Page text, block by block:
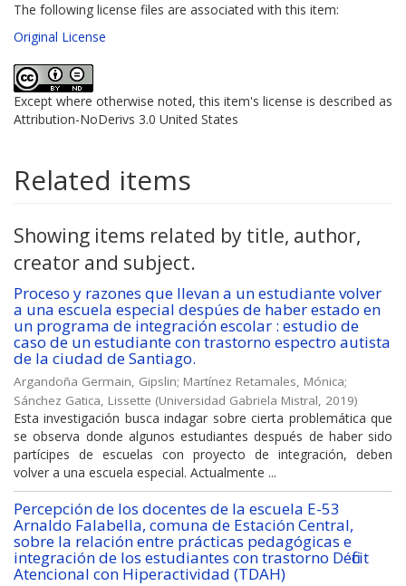
The following license files are associated with this item:
Original License
Except where otherwise noted, this item's license is described as
Attribution-NoDerivs 3.0 United States
Related items
Showing items related by title, author,
creator and subject.
Proceso y razones que llevan a un estudiante volver
a una escuela especial despúes de haber estado en
un programa de integración escolar : estudio de
caso de un estudiante con trastorno espectro autista
de la ciudad de Santiago.
Argandoña Germain, Gipslin; Martínez Retamales, Mónica;
Sánchez Gatica, Lissette (Universidad Gabriela Mistral, 2019)
Esta investigación busca indagar sobre cierta problemática que
se observa donde algunos estudiantes después de haber sido
partícipes de escuelas con proyecto de integración, deben
volver a una escuela especial. Actualmente ...
Percepción de los docentes de la escuela E-53
Arnaldo Falabella, comuna de Estación Central,
sobre la relación entre prácticas pedagógicas e
integración de los estudiantes con trastorno Déficit
Atencional con Hiperactividad (TDAH)